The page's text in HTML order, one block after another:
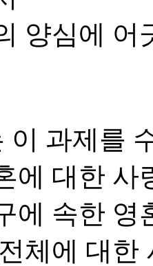
양심에 어
이 과제를
에 대한 사
에 속한 영
체에 대한